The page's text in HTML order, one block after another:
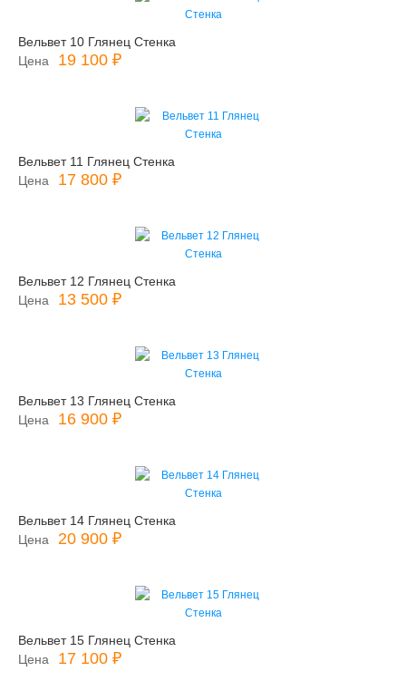
Вельвет 10 Глянец Стенка
Цена
19 100 ₽
Вельвет 11 Глянец Стенка
Цена
17 800 ₽
Вельвет 12 Глянец Стенка
Цена
13 500 ₽
Вельвет 13 Глянец Стенка
Цена
16 900 ₽
Вельвет 14 Глянец Стенка
Цена
20 900 ₽
Вельвет 15 Глянец Стенка
Цена
17 100 ₽